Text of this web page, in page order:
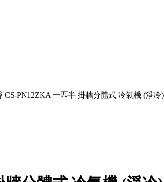
CS-PN12ZKA 一匹半 掛牆分體式 冷氣機 (淨冷)